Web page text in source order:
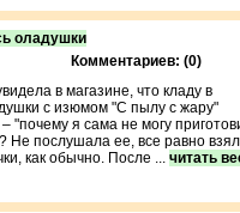
оладушки
Комментариев: (0)
в магазине, что кладу в
с изюмом "С пылу с жару"
"почему я сама не могу
Не послушала ее, все равно
как обычно. После ... читать